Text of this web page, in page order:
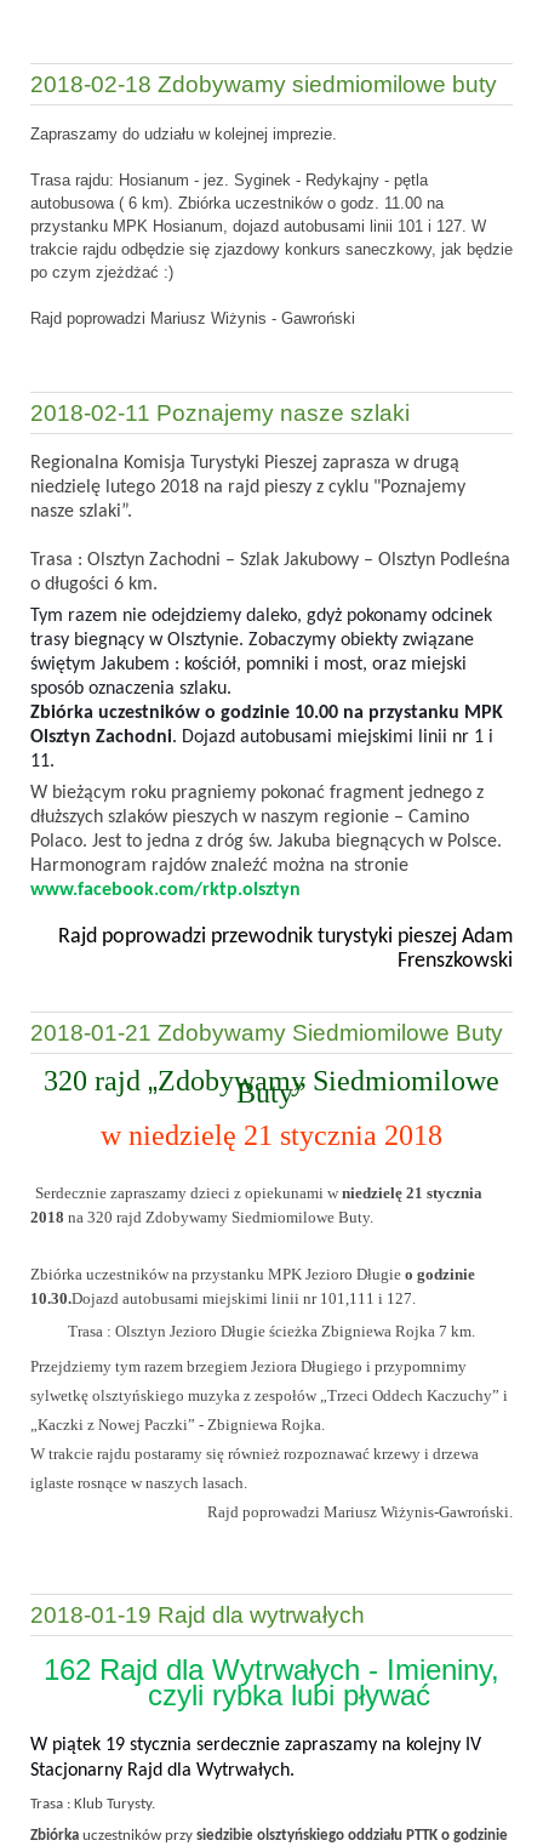
2018-02-18 Zdobywamy siedmiomilowe buty
Zapraszamy do udziału w kolejnej imprezie.
Trasa rajdu: Hosianum - jez. Syginek - Redykajny - pętla
autobusowa ( 6 km). Zbiórka uczestników o godz. 11.00 na
przystanku MPK Hosianum, dojazd autobusami linii 101 i 127. W
trakcie rajdu odbędzie się zjazdowy konkurs saneczkowy, jak będzie
po czym zjeżdżać :)
Rajd poprowadzi Mariusz Wiżynis - Gawroński
2018-02-11 Poznajemy nasze szlaki
Regionalna Komisja Turystyki Pieszej zaprasza w drugą
niedzielę lutego 2018 na rajd pieszy z cyklu "Poznajemy
nasze szlaki”.
Trasa : Olsztyn Zachodni – Szlak Jakubowy – Olsztyn Podleśna
o długości 6 km.
Tym razem nie odejdziemy daleko, gdyż pokonamy odcinek
trasy biegnący w Olsztynie. Zobaczymy obiekty związane
świętym Jakubem : kościół, pomniki i most, oraz miejski
sposób oznaczenia szlaku.
Zbiórka uczestników o godzinie 10.00 na przystanku MPK
Olsztyn Zachodni. Dojazd autobusami miejskimi linii nr 1 i
11.
W bieżącym roku pragniemy pokonać fragment jednego z
dłuższych szlaków pieszych w naszym regionie – Camino
Polaco. Jest to jedna z dróg św. Jakuba biegnących w Polsce.
Harmonogram rajdów znaleźć można na stronie
www.facebook.com/rktp.olsztyn
Rajd poprowadzi przewodnik turystyki pieszej Adam
Frenszkowski
2018-01-21 Zdobywamy Siedmiomilowe Buty
320 rajd „Zdobywamy Siedmiomilowe
Buty”
w niedzielę 21 stycznia 2018
Serdecznie zapraszamy dzieci z opiekunami w niedzielę 21 stycznia
2018 na 320 rajd Zdobywamy Siedmiomilowe Buty.
Zbiórka uczestników na przystanku MPK Jezioro Długie o godzinie
10.30.Dojazd autobusami miejskimi linii nr 101,111 i 127.
Trasa : Olsztyn Jezioro Długie ścieżka Zbigniewa Rojka 7 km.
Przejdziemy tym razem brzegiem Jeziora Długiego i przypomnimy
sylwetkę olsztyńskiego muzyka z zespołów „Trzeci Oddech Kaczuchy” i
„Kaczki z Nowej Paczki” - Zbigniewa Rojka.
W trakcie rajdu postaramy się również rozpoznawać krzewy i drzewa
iglaste rosnące w naszych lasach.
Rajd poprowadzi Mariusz Wiżynis-Gawroński.
2018-01-19 Rajd dla wytrwałych
162 Rajd dla Wytrwałych - Imieniny,
czyli rybka lubi pływać
W piątek 19 stycznia serdecznie zapraszamy na kolejny IV
Stacjonarny Rajd dla Wytrwałych.
Trasa : Klub Turysty.
Zbiórka uczestników przy siedzibie olsztyńskiego oddziału PTTK o godzinie